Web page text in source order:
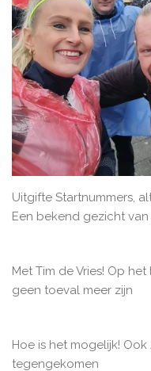
Uitgifte Startnummers,
Een bekend gezicht van
Met Tim de Vries! Op
geen toeval meer zijn
Hoe is het mogelijk!
tegengekomen